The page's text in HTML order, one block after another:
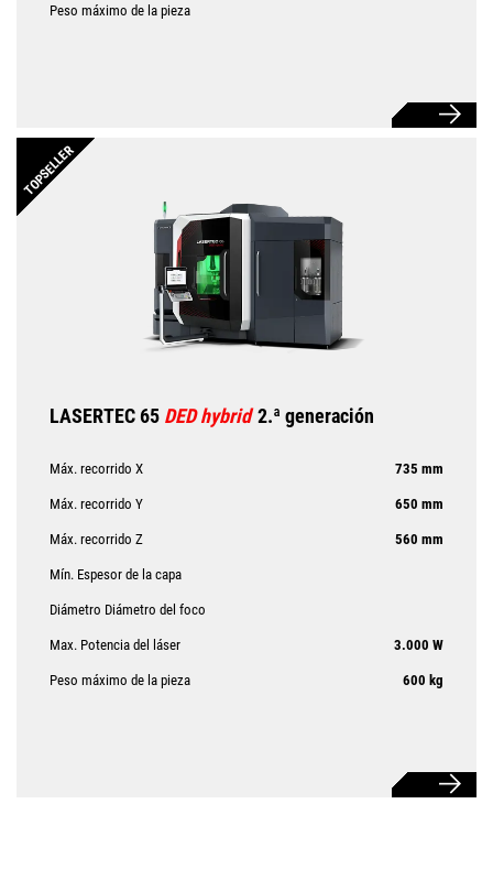
Peso máximo de la pieza
TOPSELLER
LASERTEC 65 DED hybrid2.ª generación
Máx. recorrido X 735 mm
Máx. recorrido Y 650 mm
Máx. recorrido Z 560 mm
Mín. Espesor de la capa
Diámetro Diámetro del foco
Max. Potencia del láser 3.000 W
Peso máximo de la pieza 600 kg